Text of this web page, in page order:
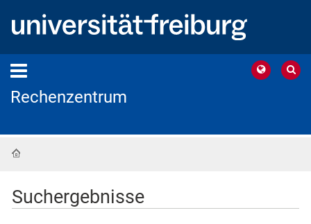
Rechenzentrum
Suchergebnisse